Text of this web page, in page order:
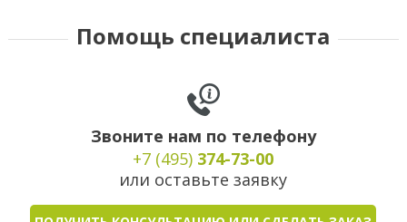
Помощь специалиста
Звоните нам по телефону
+7 (495) 374-73-00
или оставьте заявку